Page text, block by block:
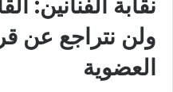
نقابة الفنانين:
ولن نتراجع عن
العضوية